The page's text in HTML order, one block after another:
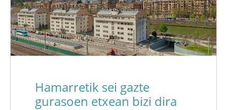
Hamarretik sei gazte
gurasoen etxean bizi dira